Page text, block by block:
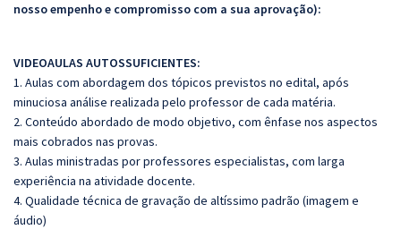
nosso empenho e compromisso com a sua aprovação):
VIDEOAULAS AUTOSSUFICIENTES:
1. Aulas com abordagem dos tópicos previstos no edital, após
minuciosa análise realizada pelo professor de cada matéria.
2. Conteúdo abordado de modo objetivo, com ênfase nos aspectos
mais cobrados nas provas.
3. Aulas ministradas por professores especialistas, com larga
experiência na atividade docente.
4. Qualidade técnica de gravação de altíssimo padrão (imagem e
áudio)